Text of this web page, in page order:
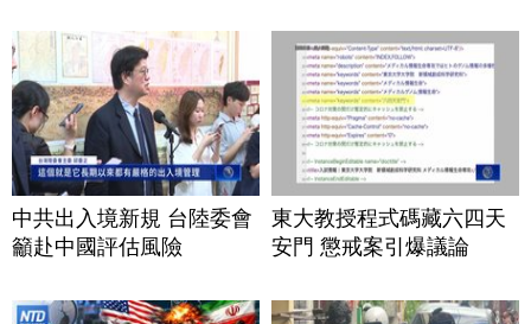
中共出入境新規 台陸委會
籲赴中國評估風險
東大教授程式碼藏六四天
安門 懲戒案引爆議論